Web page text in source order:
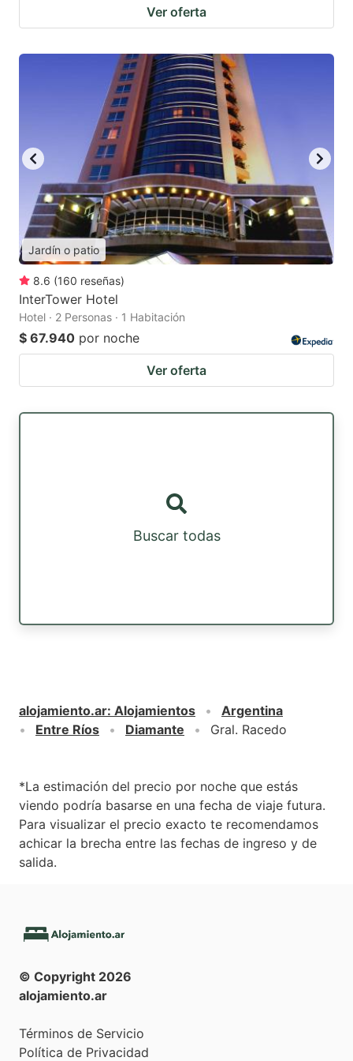
Ver oferta
Jardín o patio
8.6 (160 reseñas)
InterTower Hotel
Hotel · 2 Personas · 1 Habitación
$ 67.940 por noche
Ver oferta
Buscar todas
alojamiento.ar: Alojamientos
Argentina
Entre Ríos
Diamante Gral. Racedo
*La estimación del precio por noche que estás
viendo podría basarse en una fecha de viaje futura.
Para visualizar el precio exacto te recomendamos
achicar la brecha entre las fechas de ingreso y de
salida.
© Copyright 2026
alojamiento.ar
Términos de Servicio
Política de Privacidad